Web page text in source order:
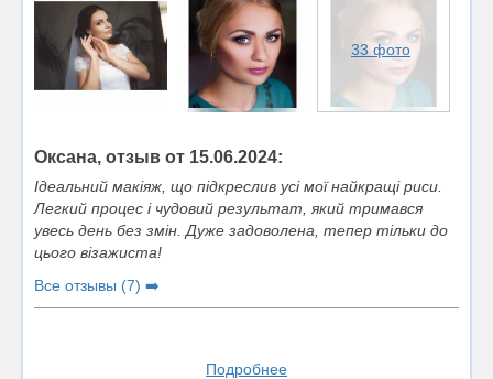
33 фото
Оксана, отзыв от 15.06.2024:
Ідеальний макіяж, що підкреслив усі мої найкращі риси.
Легкий процес і чудовий результат, який тримався
увесь день без змін. Дуже задоволена, тепер тільки до
цього візажиста!
Все отзывы (7) ➡️
Подробнее